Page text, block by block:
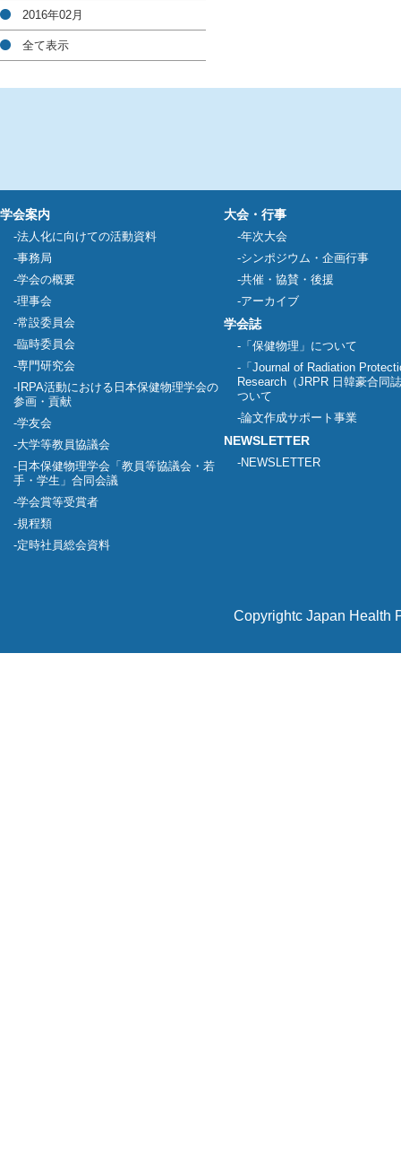
2016年02月
全て表示
学会案内
法人化に向けての活動資料
事務局
学会の概要
理事会
常設委員会
臨時委員会
専門研究会
IRPA活動における日本保健物理学会の
参画・貢献
学友会
大学等教員協議会
日本保健物理学会「教員等協議会・若
手・学生」合同会議
学会賞等受賞者
規程類
定時社員総会資料
大会・行事
年次大会
シンポジウム・企画行事
共催・協賛・後援
アーカイブ
学会誌
「保健物理」について
「Journal of Radiation
Research（JRPR 日韓豪合同
ついて
論文作成サポート事業
NEWSLETTER
NEWSLETTER
Copyrightc Japan Health